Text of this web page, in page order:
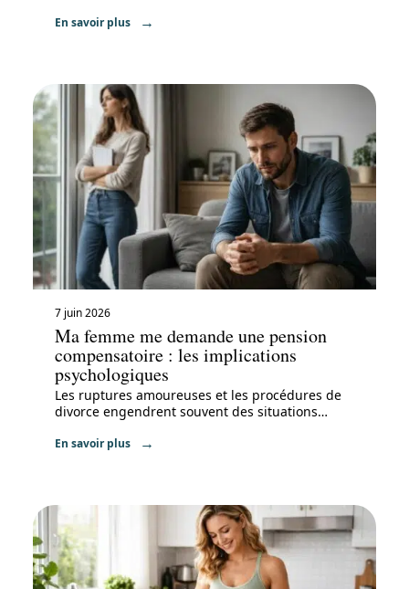
En savoir plus
7 juin 2026
Ma femme me demande une pension
compensatoire : les implications
psychologiques
Les ruptures amoureuses et les procédures de
divorce engendrent souvent des situations…
En savoir plus